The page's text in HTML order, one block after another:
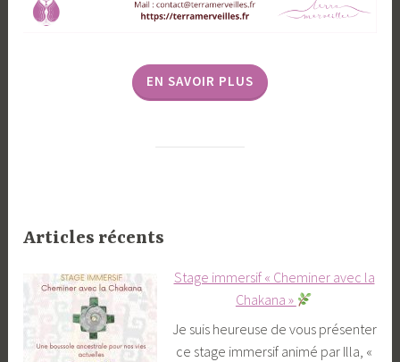
EN SAVOIR PLUS
Articles récents
Stage immersif « Cheminer avec la
Chakana »
Je suis heureuse de vous présenter
ce stage immersif animé par Illa, «